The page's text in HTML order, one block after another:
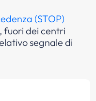
(STOP)
fuori dei centri
segnale di